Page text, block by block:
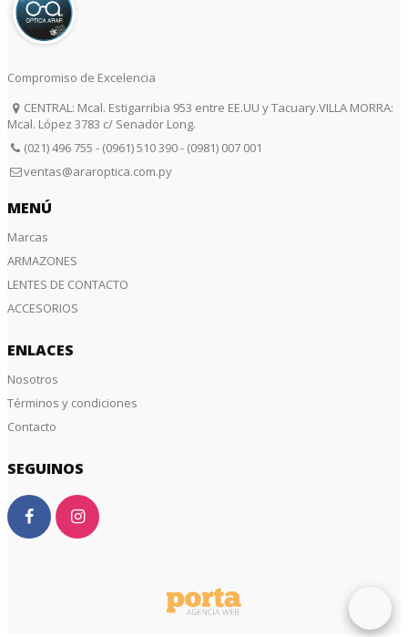
Compromiso de Excelencia
CENTRAL: Mcal. Estigarribia 953 entre EE.UU y Tacuary.VILLA MORRA:
Mcal. López 3783 c/ Senador Long.
(021) 496 755 - (0961) 510 390 - (0981) 007 001
ventas@araroptica.com.py
MENÚ
Marcas
ARMAZONES
LENTES DE CONTACTO
ACCESORIOS
ENLACES
Nosotros
Términos y condiciones
Contacto
SEGUINOS